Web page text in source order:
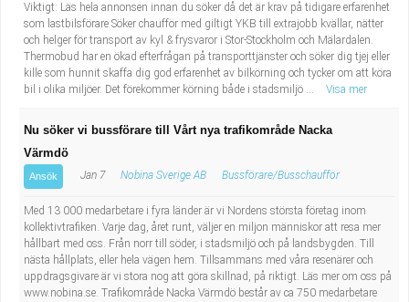
Viktigt: Läs hela annonsen innan du söker då det är krav på tidigare erfarenhet
som lastbilsförare Söker chaufför med giltigt YKB till extrajobb kvällar, nätter
och helger för transport av kyl & frysvaror i Stor-Stockholm och Mälardalen.
Thermobud har en ökad efterfrågan på transporttjänster och söker dig tjej eller
kille som hunnit skaffa dig god erfarenhet av bilkörning och tycker om att köra
bil i olika miljöer. Det förekommer körning både i stadsmiljö ...
Visa mer
Nu söker vi bussförare till Vårt nya trafikområde Nacka
Värmdö
Ansök Jan 7 Nobina Sverige AB Bussförare/Busschaufför
Med 13 000 medarbetare i fyra länder är vi Nordens största företag inom
kollektivtrafiken. Varje dag, året runt, väljer en miljon människor att resa mer
hållbart med oss. Från norr till söder, i stadsmiljö och på landsbygden. Till
nästa hållplats, eller hela vägen hem. Tillsammans med våra resenärer och
uppdragsgivare är vi stora nog att göra skillnad, på riktigt. Läs mer om oss på
www.nobina.se. Trafikområde Nacka Värmdö består av ca 750 medarbetare